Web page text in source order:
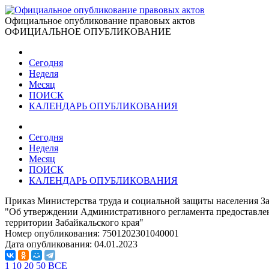
Официальное опубликование правовых актов
ОФИЦИАЛЬНОЕ ОПУБЛИКОВАНИЕ
Сегодня
Неделя
Месяц
ПОИСК
КАЛЕНДАРЬ ОПУБЛИКОВАНИЯ
Сегодня
Неделя
Месяц
ПОИСК
КАЛЕНДАРЬ ОПУБЛИКОВАНИЯ
Приказ Министерства труда и социальной защиты населения
"Об утверждении Административного регламента
территории Забайкальского края"
Номер опубликования: 7501202301040001
Дата опубликования: 04.01.2023
1 10 20 50 ВСЕ